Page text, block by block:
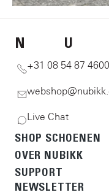
N U
+31 08 54 87 4600
Live Chat
SHOP SCHOENEN
OVER NUBIKK
SUPPORT
NEWSLETTER